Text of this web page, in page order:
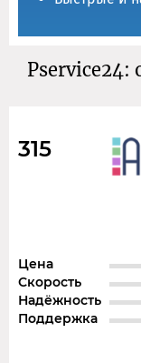
Pservice24:
315
Цена
Скорость
Надёжность
Поддержка